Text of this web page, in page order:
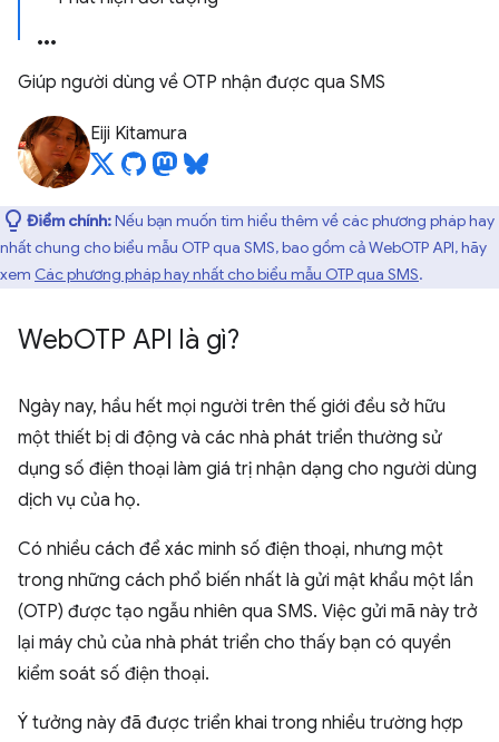
Giúp người dùng về OTP nhận được qua SMS
Eiji Kitamura
Điểm chính:Nếu bạn muốn tìm hiểu thêm về các phương pháp hay
nhất chung cho biểu mẫu OTP qua SMS, bao gồm cả WebOTP API, hãy
xem Các phương pháp hay nhất cho biểu mẫu OTP qua SMS.
WebOTP API là gì?
Ngày nay, hầu hết mọi người trên thế giới đều sở hữu
một thiết bị di động và các nhà phát triển thường sử
dụng số điện thoại làm giá trị nhận dạng cho người dùng
dịch vụ của họ.
Có nhiều cách để xác minh số điện thoại, nhưng một
trong những cách phổ biến nhất là gửi mật khẩu một lần
(OTP) được tạo ngẫu nhiên qua SMS. Việc gửi mã này trở
lại máy chủ của nhà phát triển cho thấy bạn có quyền
kiểm soát số điện thoại.
Ý tưởng này đã được triển khai trong nhiều trường hợp